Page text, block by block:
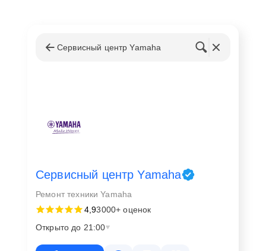
Сервисный центр Yamaha
Сервисный центр Yamaha
Ремонт техники Yamaha
4,93000+ оценок
Открыто до 21:00